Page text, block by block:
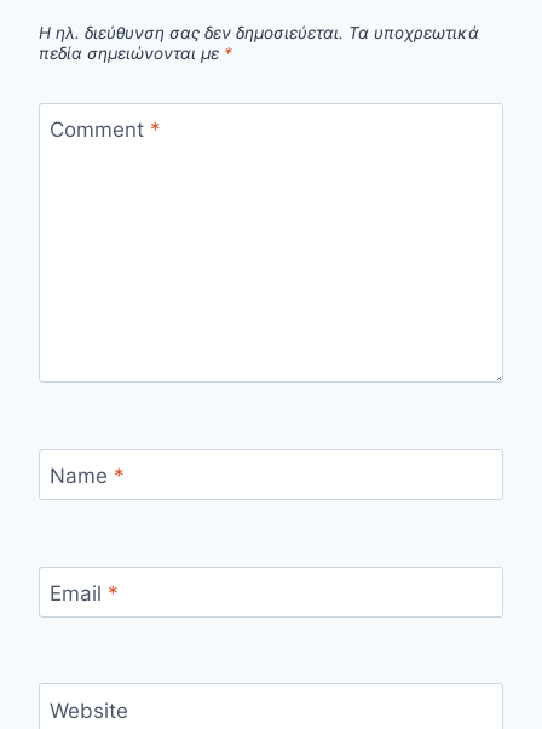
Η ηλ. διεύθυνση σας δεν δημοσιεύεται. Τα υποχρεωτικά
πεδία σημειώνονται με *
Comment *
Name *
Email *
Website